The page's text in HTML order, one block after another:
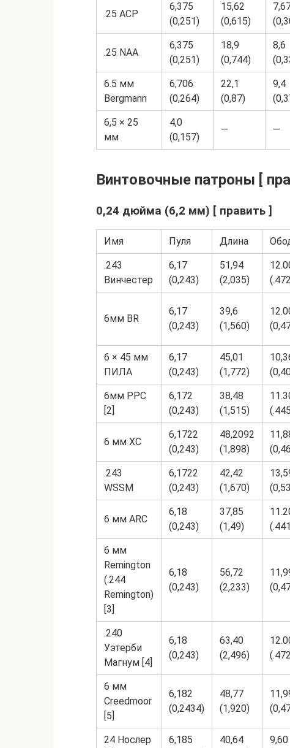
.25 ACP
6,375
(0,251)
15,62
(0,615)
.25 NAA
6,375
(0,251)
18,9
(0,744)
8,6
6.5 мм
Bergmann
6,706
(0,264)
22,1
(0,87)
9,4
6,5 × 25
мм
4,0
(0,157)
— —
Винтовочные патроны [
0,24 дюйма (6,2 мм) [ править ]
Имя Пуля Длина
.243
Винчестер
6,17
(0,243)
51,94
(2,035)
6мм BR
6,17
(0,243)
39,6
(1,560)
6 × 45 мм
ПИЛА
6,17
(0,243)
45,01
(1,772)
6мм PPC
[2]
6,172
(0,243)
38,48
(1,515)
6 мм XC
6,1722
(0,243)
48,2092
(1,898)
.243
WSSM
6,1722
(0,243)
42,42
(1,670)
6 мм ARC
6,18
(0,243)
37,85
(1,49)
6 мм
Remington
(.244
Remington)
[3]
6,18
(0,243)
56,72
(2,233)
.240
Уэтерби
Магнум [4]
6,18
(0,243)
63,40
(2,496)
6 мм
Creedmoor
[5]
6,182
(0,2434)
48,77
(1,920)
24 Нослер
6,185
40,64
9,60